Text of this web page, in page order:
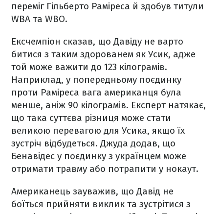
переміг Гільберто Раміреса й здобув титули
WBA та WBO.
Ексчемпіон сказав, що Давіду не варто
битися з таким здорованем як Усик, адже
той може важити до 123 кілограмів.
Наприклад, у попередньому поєдинку
проти Раміреса вага американця була
менше, аніж 90 кілограмів. Експерт натякає,
що така суттєва різниця може стати
великою перевагою для Усика, якщо їх
зустріч відбудеться. Джуда додав, що
Бенавідес у поєдинку з українцем може
отримати травму або потрапити у нокаут.
Американець зауважив, що Давід не
боїться прийняти виклик та зустрітися з